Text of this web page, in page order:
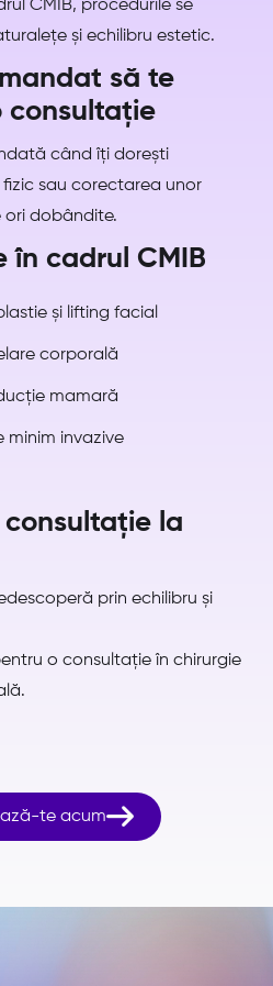
CMIB, procedurile se
și echilibru estetic.
să te
consultație
când îți dorești
sau corectarea unor
ori dobândite.
în cadrul CMIB
și lifting facial
corporală
mamară
minim invazive
consultație la
prin echilibru și
o consultație în chirurgie
te acum